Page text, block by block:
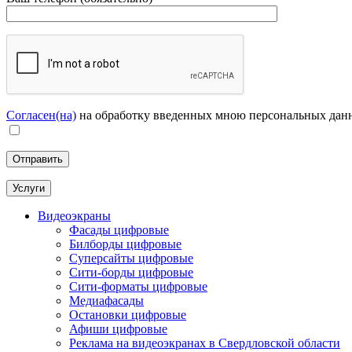
Согласен(на) на обработку введенных мною персональных
Услуги
Видеоэкраны
Фасады цифровые
Билборды цифровые
Суперсайты цифровые
Сити-борды цифровые
Сити-форматы цифровые
Медиафасады
Остановки цифровые
Афиши цифровые
Реклама на видеоэкранах в Свердловской области